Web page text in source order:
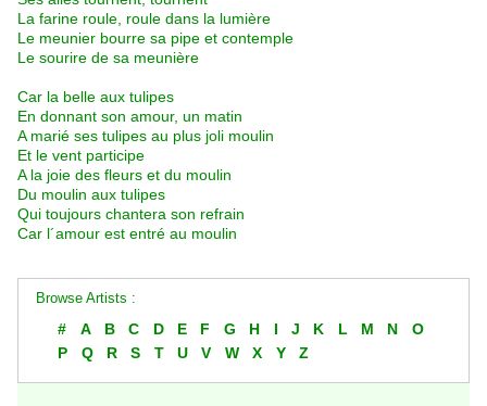
La farine roule, roule dans la lumière
Le meunier bourre sa pipe et contemple
Le sourire de sa meunière
Car la belle aux tulipes
En donnant son amour, un matin
A marié ses tulipes au plus joli moulin
Et le vent participe
A la joie des fleurs et du moulin
Du moulin aux tulipes
Qui toujours chantera son refrain
Car l´amour est entré au moulin
Browse Artists :
# A B C D E F G H I J K L M N
O
P
Q R S T U V W X Y Z